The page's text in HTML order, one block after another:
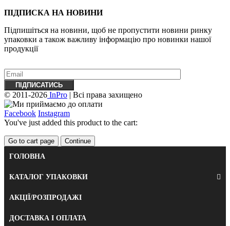
ПІДПИСКА НА НОВИНИ
Підпишіться на новини, щоб не пропустити новини ринку
упаковки а також важливу ​​інформацію про новинки нашої
продукції
© 2011-2026 InPro | Всі права захищено
Facebook Instagram
You've just added this product to the cart:
Go to cart page
Continue
ГОЛОВНА
КАТАЛОГ УПАКОВКИ
АКЦІЇ/РОЗПРОДАЖІ
ДОСТАВКА І ОПЛАТА